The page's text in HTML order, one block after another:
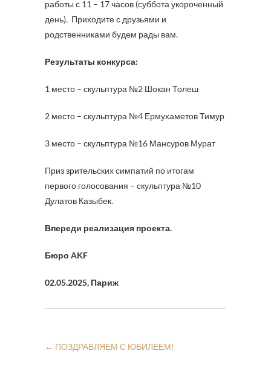
работы с 11 – 17 часов (суббота укороченный
день). Приходите с друзьями и
родственниками будем рады вам.
Результаты конкурса:
1 место – скульптура №2 Шокан Толеш
2 место – скульптура №4 Ермухаметов Тимур
3 место – скульптура №16 Мансуров Мурат
Приз зрительских симпатий по итогам
первого голосования – скульптура №10
Дулатов Казыбек.
Впереди реализация проекта.
Бюро AKF
02.05.2025, Париж
← ПОЗДРАВЛЯЕМ С ЮБИЛЕЕМ!